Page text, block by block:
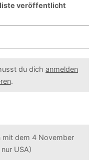
veröffentlicht
du dich anmelden
.
mit dem 4 November
USA)